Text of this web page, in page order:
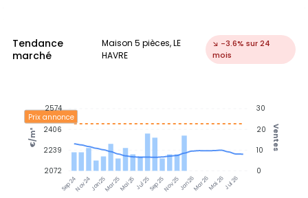
Tendance
marché
Maison 5 pièces, LE
HAVRE
↘ -3.6% sur 24
mois
Sep 24Nov 24Jan 25Mar 25Mai 25Jul 25Sep 25Nov 25Jan 26Mar 26Mai 26Jul 26
Prix annonce
30
20
10
0
Ventes
2574
2406
2239
2072
€/m²